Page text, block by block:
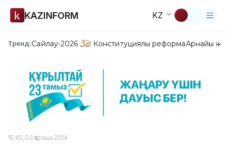
KAZINFORM KZ
Тренд:Сайлау-2026 Конституциялық реформаАрнайы
15:45, 03 Қараша 2014